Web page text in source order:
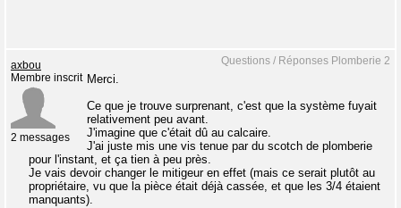
Questions / Réponses Plomberie 2
axbou
Membre inscrit
2 messages
Merci.
Ce que je trouve surprenant, c'est que la système fuyait
relativement peu avant.
J'imagine que c'était dû au calcaire.
J'ai juste mis une vis tenue par du scotch de plomberie
pour l'instant, et ça tien à peu près.
Je vais devoir changer le mitigeur en effet (mais ce serait plutôt au
propriétaire, vu que la pièce était déjà cassée, et que les 3/4 étaient
manquants).